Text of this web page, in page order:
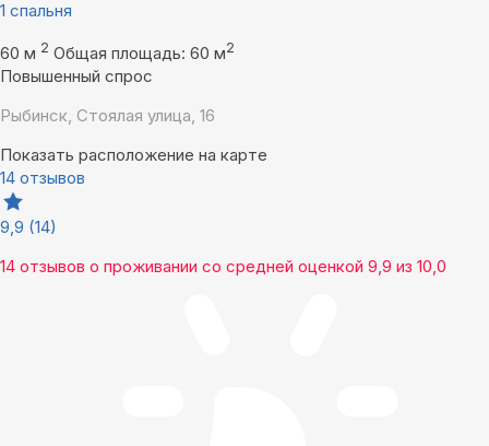
1 спальня
60 м 2 Общая площадь: 60 м2
Повышенный спрос
Рыбинск, Стоялая улица, 16
Показать расположение на карте
14 отзывов
9,9 (14)
14 отзывов о проживании со средней оценкой 9,9 из 10,0